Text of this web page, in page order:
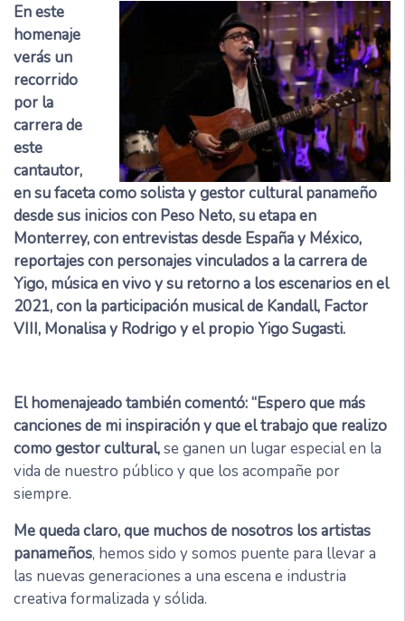
En este
homenaje
verás un
recorrido
por la
carrera de
este
cantautor,
en su faceta como solista y gestor cultural panameño
desde sus inicios con Peso Neto, su etapa en
Monterrey, con entrevistas desde España y México,
reportajes con personajes vinculados a la carrera de
Yigo, música en vivo y su retorno a los escenarios en el
2021, con la participación musical de Kandall, Factor
VIII, Monalisa y Rodrigo y el propio Yigo Sugasti.
El homenajeado también comentó: “Espero que más
canciones de mi inspiración y que el trabajo que realizo
como gestor cultural,se ganen un lugar especial en la
vida de nuestro público y que los acompañe por
siempre.
Me queda claro, que muchos de nosotros los artistas
panameños, hemos sido y somos puente para llevar a
las nuevas generaciones a una escena e industria
creativa formalizada y sólida.